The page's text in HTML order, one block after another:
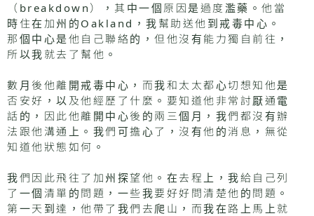
（breakdown），其中一個原因是過度濫藥。他當
時住在加州的Oakland，我幫助送他到戒毒中心。
那個中心是他自己聯絡的，但他沒有能力獨自前往，
所以我就去了幫他。
數月後他離開戒毒中心，而我和太太都心切想知他是
否安好，以及他經歷了什麼。要知道他非常討厭通電
話的，因此他離開中心後的兩三個月，我們都沒有辦
法跟他溝通上。我們可擔心了，沒有他的消息，無從
知道他狀態如何。
我們因此飛往了加州探望他。在去程上，我給自己列
了一個清單的問題，一些我要好好問清楚他的問題。
第一天到達，他帶了我們去爬山，而我在路上馬上就